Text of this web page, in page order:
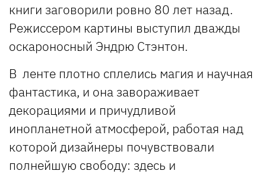
книги заговорили ровно 80 лет назад.
Режиссером картины выступил дважды
оскароносный Эндрю Стэнтон.
В ленте плотно сплелись магия и научная
фантастика, и она завораживает
декорациями и причудливой
инопланетной атмосферой, работая над
которой дизайнеры почувствовали
полнейшую свободу: здесь и